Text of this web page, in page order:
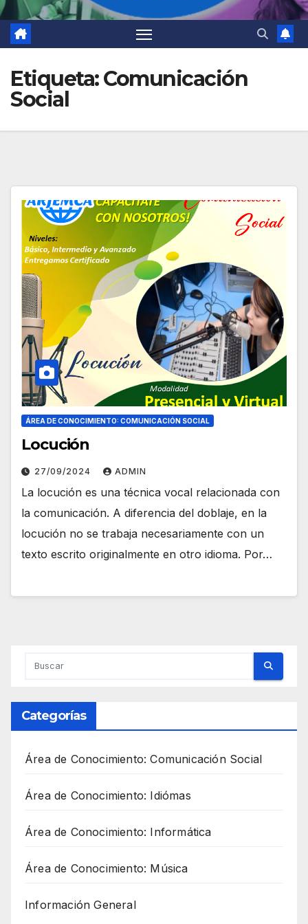
Etiqueta:Comunicación
Social
ÁREA DE CONOCIMIENTO: COMUNICACIÓN SOCIAL
Locución
27/09/2024 ADMIN
La locución es una técnica vocal relacionada con
la comunicación. A diferencia del doblaje, en la
locución no se trabaja necesariamente con un
texto escrito originalmente en otro idioma. Por…
Categorías
Área de Conocimiento: Comunicación Social
Área de Conocimiento: Idiómas
Área de Conocimiento: Informática
Área de Conocimiento: Música
Información General